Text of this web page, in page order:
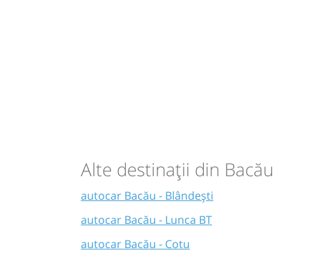
Alte destinații din Bacău
autocar Bacău - Blândești
autocar Bacău - Lunca BT
autocar Bacău - Cotu